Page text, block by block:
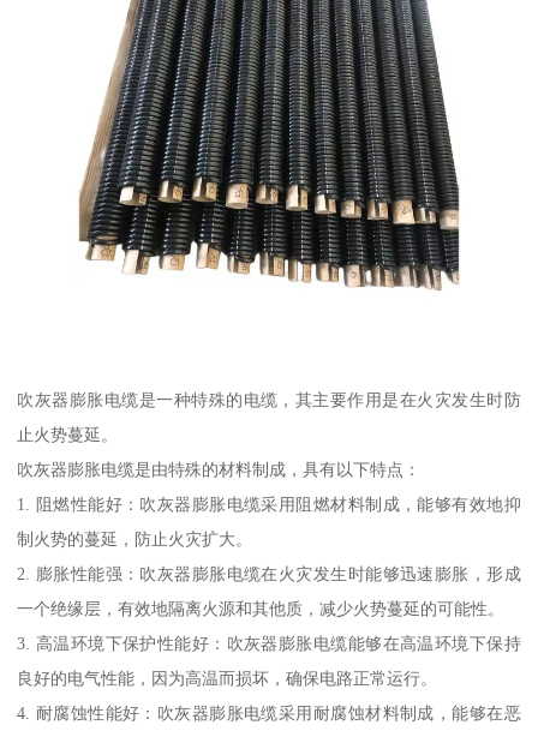
吹灰器膨胀电缆是一种特殊的电缆，其主要作用是在火灾发生时防
止火势蔓延。
吹灰器膨胀电缆是由特殊的材料制成，具有以下特点：
1. 阻燃性能好：吹灰器膨胀电缆采用阻燃材料制成，能够有效地抑
制火势的蔓延，防止火灾扩大。
2. 膨胀性能强：吹灰器膨胀电缆在火灾发生时能够迅速膨胀，形成
一个绝缘层，有效地隔离火源和其他质，减少火势蔓延的可能性。
3. 高温环境下保护性能好：吹灰器膨胀电缆能够在高温环境下保持
良好的电气性能，因为高温而损坏，确保电路正常运行。
4. 耐腐蚀性能好：吹灰器膨胀电缆采用耐腐蚀材料制成，能够在恶